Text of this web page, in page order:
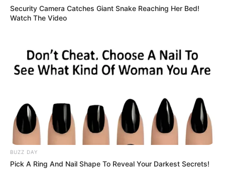
Security Camera Catches Giant Snake Reaching Her Bed!
Watch The Video
BUZZ DAY
Pick A Ring And Nail Shape To Reveal Your Darkest Secrets!